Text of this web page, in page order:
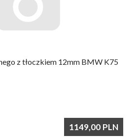
z tłoczkiem 12mm BMW K75
1149,00 PLN